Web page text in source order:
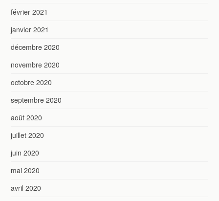
février 2021
janvier 2021
décembre 2020
novembre 2020
octobre 2020
septembre 2020
août 2020
juillet 2020
juin 2020
mai 2020
avril 2020